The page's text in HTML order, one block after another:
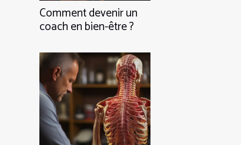
Comment devenir un
coach en bien-être ?